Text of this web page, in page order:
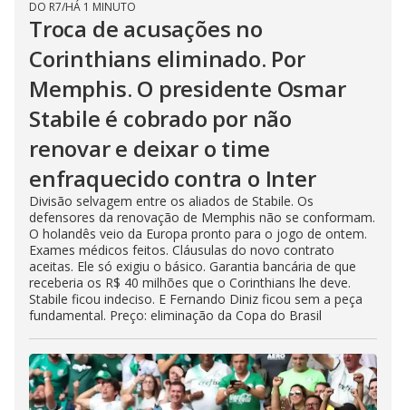
DO R7/HÁ 1 MINUTO
Troca de acusações no
Corinthians eliminado. Por
Memphis. O presidente Osmar
Stabile é cobrado por não
renovar e deixar o time
enfraquecido contra o Inter
Divisão selvagem entre os aliados de Stabile. Os
defensores da renovação de Memphis não se conformam.
O holandês veio da Europa pronto para o jogo de ontem.
Exames médicos feitos. Cláusulas do novo contrato
aceitas. Ele só exigiu o básico. Garantia bancária de que
receberia os R$ 40 milhões que o Corinthians lhe deve.
Stabile ficou indeciso. E Fernando Diniz ficou sem a peça
fundamental. Preço: eliminação da Copa do Brasil